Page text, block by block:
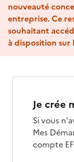
nouveauté
entreprise. Ce
souhaitant
à disposition sur
Je crée
Si vous
Mes
compte